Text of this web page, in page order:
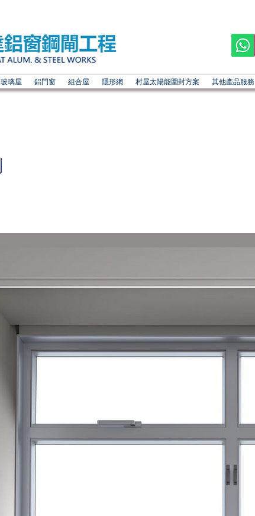
玻璃屋 鋁門窗 組合屋 隱形網 村屋太陽能圍封方案 其他產品服務